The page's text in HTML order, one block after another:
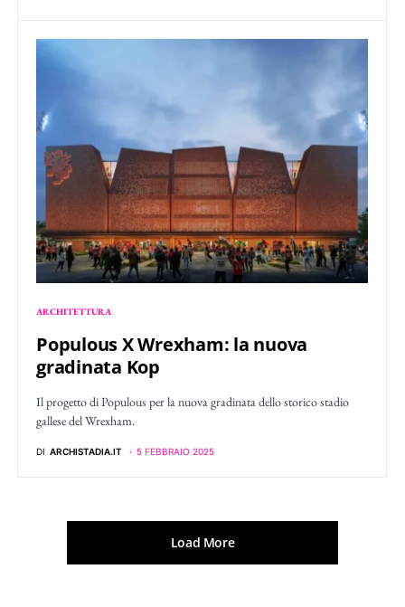
ARCHITETTURA
Populous X Wrexham: la nuova
gradinata Kop
Il progetto di Populous per la nuova gradinata dello storico stadio
gallese del Wrexham.
DI ARCHISTADIA.IT 5 FEBBRAIO 2025
Load More